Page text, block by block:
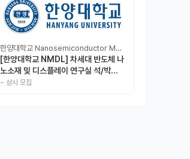
한양대학교 Nanosemiconductor Materials & Display Laboratory
[한양대학교 NMDL] 차세대 반도체 나
노소재 및 디스플레이 연구실 석/박사/
인턴 모집
~ 상시 모집